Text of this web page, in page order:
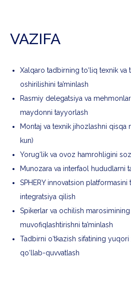
VAZIFA
Xalqaro tadbirning to‘liq texnik va
oshirilishini ta’minlash
Rasmiy delegatsiya va
maydonni tayyorlash
Montaj va texnik jihozlashni qisqa
kun)
Yorug‘lik va ovoz hamrohligini
Munozara va interfaol hududlarni
SPHERY innovatsion
integratsiya qilish
Spikerlar va ochilish
muvofiqlashtirishni ta’minlash
Tadbirni o‘tkazish sifatining
qo‘llab-quvvatlash